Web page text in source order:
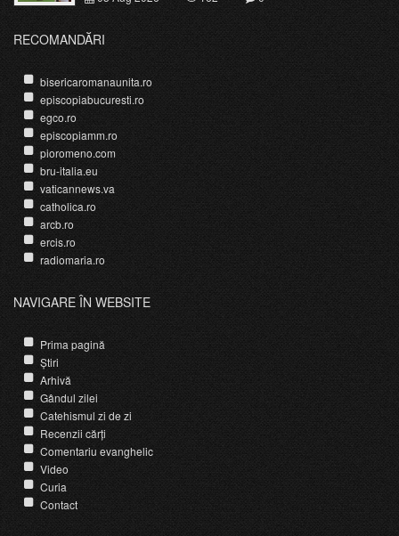
RECOMANDĂRI
bisericaromanaunita.ro
episcopiabucuresti.ro
egco.ro
episcopiamm.ro
pioromeno.com
bru-italia.eu
vaticannews.va
catholica.ro
arcb.ro
ercis.ro
radiomaria.ro
NAVIGARE ÎN WEBSITE
Prima pagină
Știri
Arhivă
Gândul zilei
Catehismul zi de zi
Recenzii cărți
Comentariu evanghelic
Video
Curia
Contact